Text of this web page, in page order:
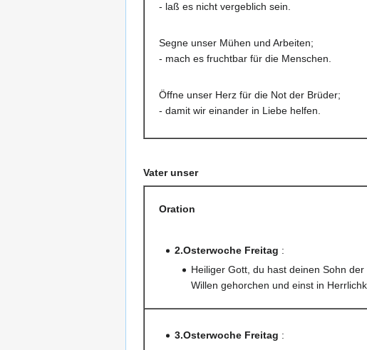
- laß es nicht vergeblich sein.
Segne unser Mühen und Arbeiten;
- mach es fruchtbar für die Menschen.
Öffne unser Herz für die Not der Brüder;
- damit wir einander in Liebe helfen.
Vater unser
Oration
2.Osterwoche Freitag :
Heiliger Gott, du hast deinen Sohn
Willen gehorchen und einst in
3.Osterwoche Freitag :